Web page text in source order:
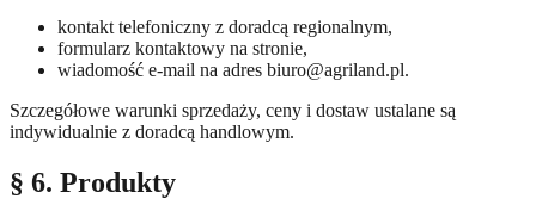
kontakt telefoniczny z doradcą regionalnym,
formularz kontaktowy na stronie,
wiadomość e-mail na adres biuro@agriland.pl.
Szczegółowe warunki sprzedaży, ceny i dostaw ustalane są
indywidualnie z doradcą handlowym.
§ 6. Produkty